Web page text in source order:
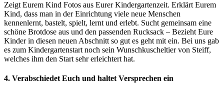
Zeigt Eurem Kind Fotos aus Eurer Kindergartenzeit. Erklärt Eurem
Kind, dass man in der Einrichtung viele neue Menschen
kennenlernt, bastelt, spielt, lernt und erlebt. Sucht gemeinsam eine
schöne Brotdose aus und den passenden Rucksack – Bezieht Eure
Kinder in diesen neuen Abschnitt so gut es geht mit ein. Bei uns gab
es zum Kindergartenstart noch sein Wunschkuscheltier von Steiff,
welches ihm den Start sehr erleichtert hat.
4. Verabschiedet Euch und haltet Versprechen ein